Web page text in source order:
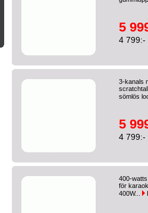
5
4 799:-
3-kanals
sömlös
5
4 799:-
400-
för
400W...